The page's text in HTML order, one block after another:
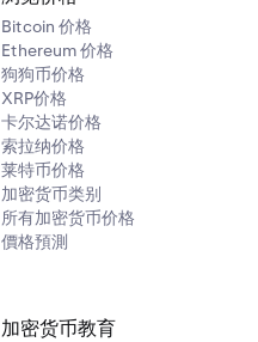
Bitcoin 价格
Ethereum 价格
狗狗币价格
XRP价格
卡尔达诺价格
索拉纳价格
莱特币价格
加密货币类别
所有加密货币价格
價格預測
加密货币教育